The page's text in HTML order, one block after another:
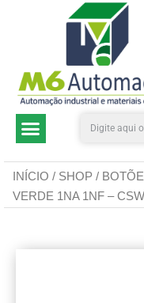
INÍCIO / SHOP /
VERDE 1NA 1NF –